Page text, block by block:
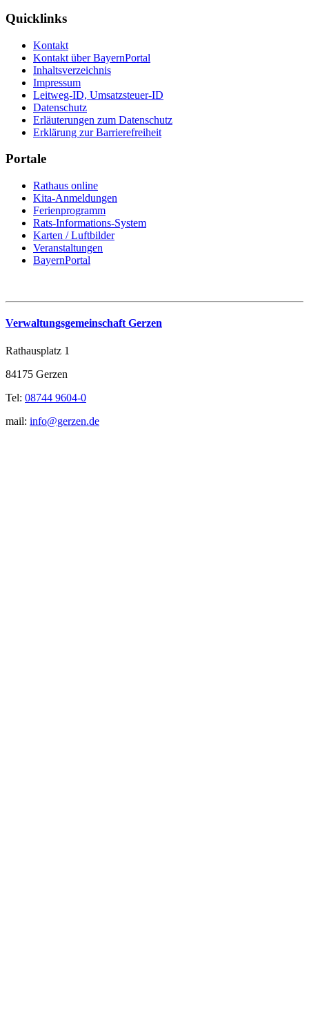
Quicklinks
Kontakt
Kontakt über BayernPortal
Inhaltsverzeichnis
Impressum
Leitweg-ID, Umsatzsteuer-ID
Datenschutz
Erläuterungen zum Datenschutz
Erklärung zur Barrierefreiheit
Portale
Rathaus online
Kita-Anmeldungen
Ferienprogramm
Rats-Informations-System
Karten / Luftbilder
Veranstaltungen
BayernPortal
Verwaltungsgemeinschaft Gerzen
Rathausplatz 1
84175 Gerzen
Tel: 08744 9604-0
mail: info@gerzen.de